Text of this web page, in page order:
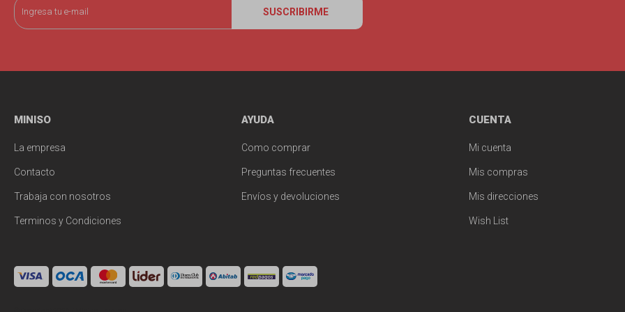
SUSCRIBIRME
MINISO
La empresa
Contacto
Trabaja con nosotros
Terminos y Condiciones
AYUDA
Como comprar
Preguntas frecuentes
Envíos y devoluciones
CUENTA
Mi cuenta
Mis compras
Mis direcciones
Wish List